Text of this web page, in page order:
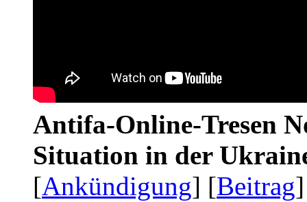
Antifa-Online-Tresen
Situation in der
[Ankündigung] [Beitrag